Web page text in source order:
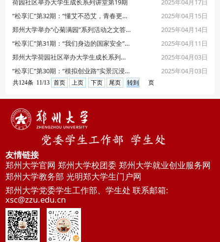
荷园社区举办大学生成长系列讲堂第19期
2025年04月17日
“松享汇”第32期：“懂艾不恐艾，青春更璀璨”防艾教育活动顺利举行
2025年04月15日
郑州大学举办“心菊满园”系列活动之文答会——育心成长 共话未来
2025年04月14日
“松享汇”第31期：“我们身边的国家安全”主题宣讲活动成功举行
2025年04月11日
郑州大学荷园社区举办大学生成长系列讲堂
2025年04月03日
“松享汇”第30期：“模拟创业路”实景沉浸式课堂主题活动成功举办
2025年04月03日
共124条 11/13 首页 上页 下页 尾页 页
友情链接
郑州大学官网 郑州大学校团委 郑州大学就业创业服务网
郑州大学教务部 光明郑大学生门户网
郑州大学党委学生工作部、学生处 联系邮箱:
xsc@zzu.edu.cn